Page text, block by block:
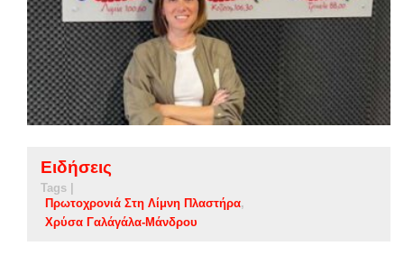
Ειδήσεις
Tags |
Πρωτοχρονιά Στη Λίμνη Πλαστήρα
Χρύσα Γαλάγάλα-Μάνδρου